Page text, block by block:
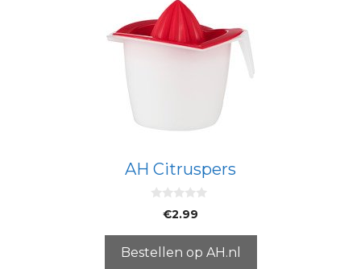
AH Citruspers
5
€2.99
Bestellen op AH.nl